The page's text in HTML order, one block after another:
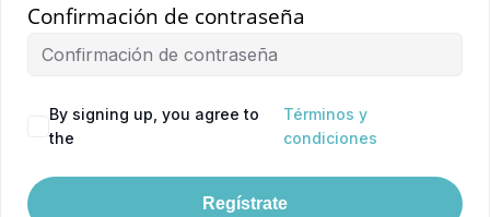
Confirmación de contraseña
By signing up, you agree to
the
Términos y
condiciones
Regístrate